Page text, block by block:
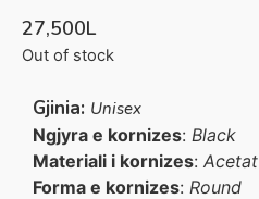
27,500L
Out of stock
Gjinia: Unisex
Ngjyra e kornizes: Black
Materiali i kornizes: Acetat
Forma e kornizes: Round